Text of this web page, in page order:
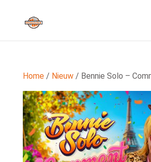
Home/ Nieuw/ Bennie Solo –